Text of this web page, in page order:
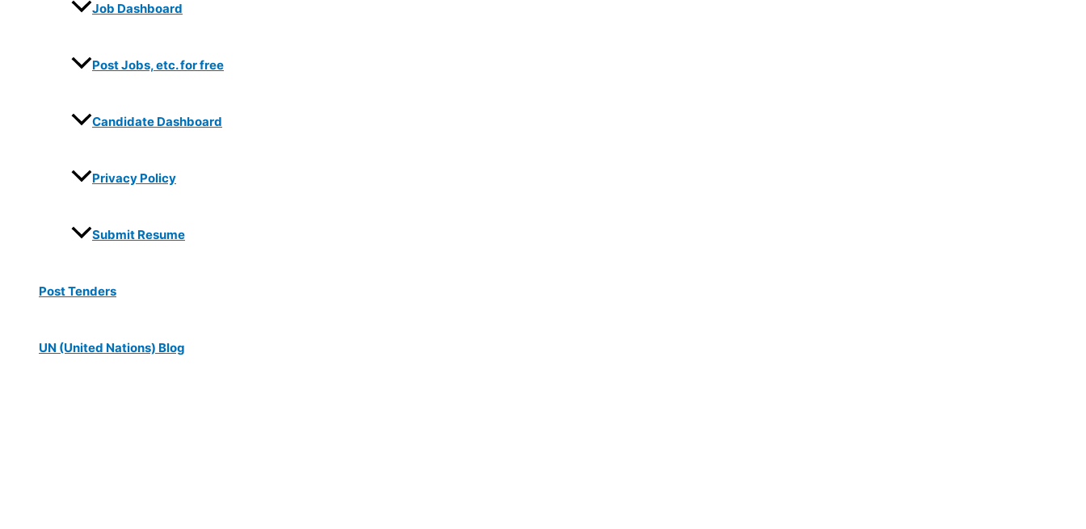
Job Dashboard
Post Jobs, etc. for free
Candidate Dashboard
Privacy Policy
Submit Resume
Post Tenders
UN (United Nations) Blog